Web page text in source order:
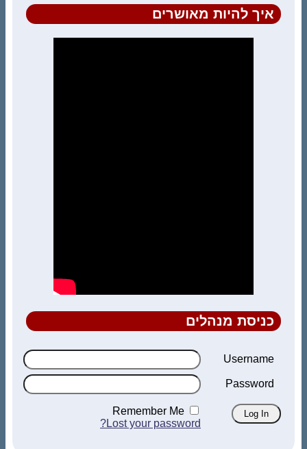
איך להיות מאושרים
כניסת מנהלים
Username
Password
Remember Me
Lost your password?